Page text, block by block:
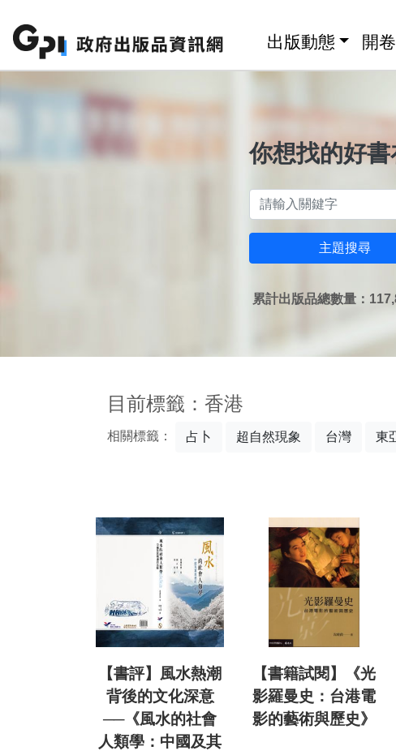
出版動態 開
你想找的好書
主題搜尋
累計出版品總數量：
目前標籤：香港
相關標籤： 占卜 超自然現象 台灣 東
【書評】風水熱潮
背後的文化深意
──《風水的社會
人類學：中國及其
【書籍試閱】《光
影羅曼史：台港電
影的藝術與歷史》